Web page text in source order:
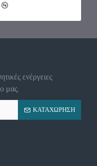
ενέργειες
μας.
ΚΑΤΑΧΏΡΗΣΗ